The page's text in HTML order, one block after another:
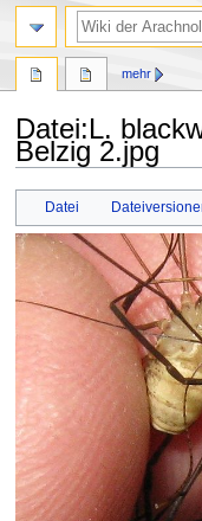
Datei:L.
Belzig 2.jpg
springen
springen
Datei
mehr